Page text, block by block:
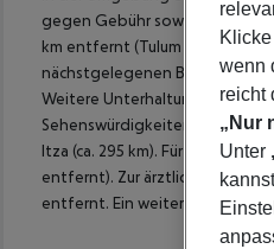
gegen Gebühr sowie
km entfernt (Tulum ca. 137 km,
nächstgelegenen Bars und
Weitere
Sehenswürdigkeiten sind vom
Itza (ca. 295 km). Für Mobilität
entfernt). Zur ärztlichen
entfernt. Ein weiterer
wenn
reicht
„Nur
Unter